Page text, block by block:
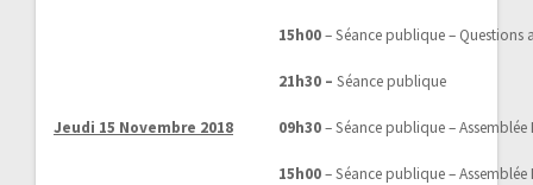
15h00– Séance publique – Questions
21h30 – Séance publique
Jeudi 15 Novembre 2018 09h30– Séance publique –
15h00– Séance publique –